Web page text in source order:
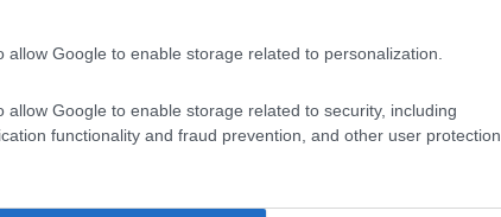
allow Google to enable storage related to personalization.
allow Google to enable storage related to security, including
functionality and fraud prevention, and other user protection.